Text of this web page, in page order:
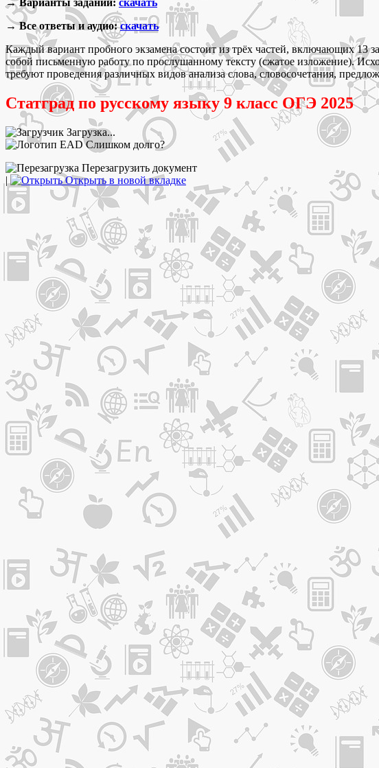
→ Варианты заданий:скачать
→ Все ответы и аудио:скачать
Каждый вариант пробного экзамена состоит из трёх частей, включающих 13
собой письменную работу по прослушанному тексту (сжатое изложение).
требуют проведения различных видов анализа слова, словосочетания,
Статград по русскому языку 9 класс ОГЭ 2025
Загрузка...
Слишком долго?
Перезагрузить документ
|
Открыть в новой вкладке